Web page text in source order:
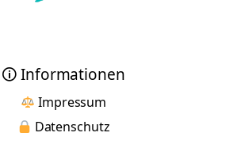
🛈 Informationen
Impressum
Datenschutz